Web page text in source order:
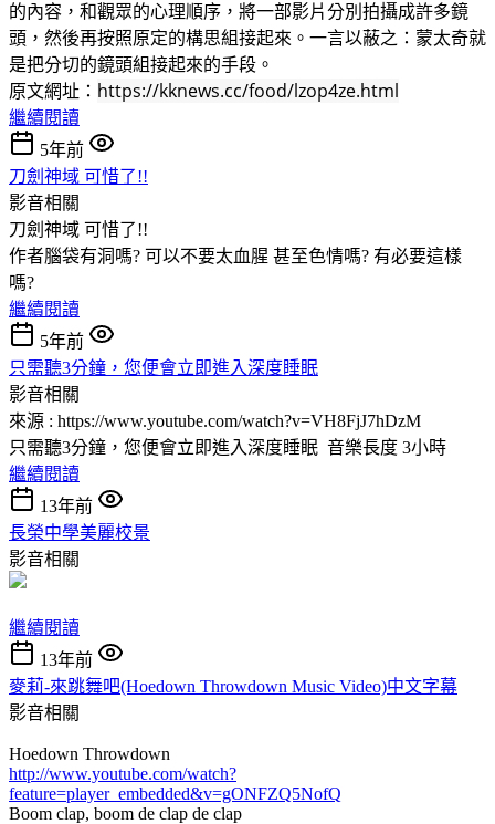
的內容，和觀眾的心理順序，將一部影片分別拍攝成許多鏡
頭，然後再按照原定的構思組接起來。一言以蔽之：蒙太奇就
是把分切的鏡頭組接起來的手段。
原文網址： https://kknews.cc/food/lzop4ze.html
繼續閱讀
5年前
刀劍神域 可惜了!!
影音相關
刀劍神域 可惜了!!
作者腦袋有洞嗎? 可以不要太血腥 甚至色情嗎? 有必要這樣
嗎?
繼續閱讀
5年前
只需聽3分鐘，您便會立即進入深度睡眠
影音相關
來源 : https://www.youtube.com/watch?v=VH8FjJ7hDzM
只需聽3分鐘，您便會立即進入深度睡眠 音樂長度 3小時
繼續閱讀
13年前
長榮中學美麗校景
影音相關
繼續閱讀
13年前
麥莉-來跳舞吧(Hoedown Throwdown Music Video)中文字幕
影音相關
Hoedown Throwdown
http://www.youtube.com/watch?
feature=player_embedded&v=gONFZQ5NofQ
Boom clap, boom de clap de clap